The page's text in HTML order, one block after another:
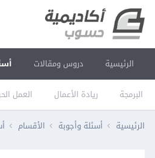
الرئيسية دروس ومقالات
البرمجة ريادة الأعمال العمل
الرئيسية أسئلة وأجوبة الأقسام